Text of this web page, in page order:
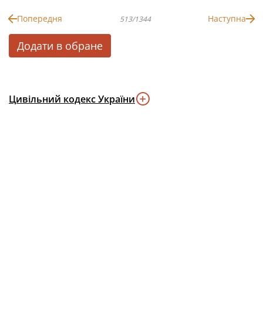
Попередня 513/1344 Наступна
Додати в обране
Цивільний кодекс України